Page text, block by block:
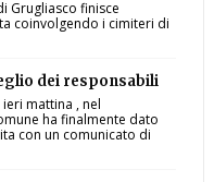
Grugliasco finisce
coinvolgendo i cimiteri di
dei responsabili
mattina , nel
ha finalmente dato
con un comunicato di